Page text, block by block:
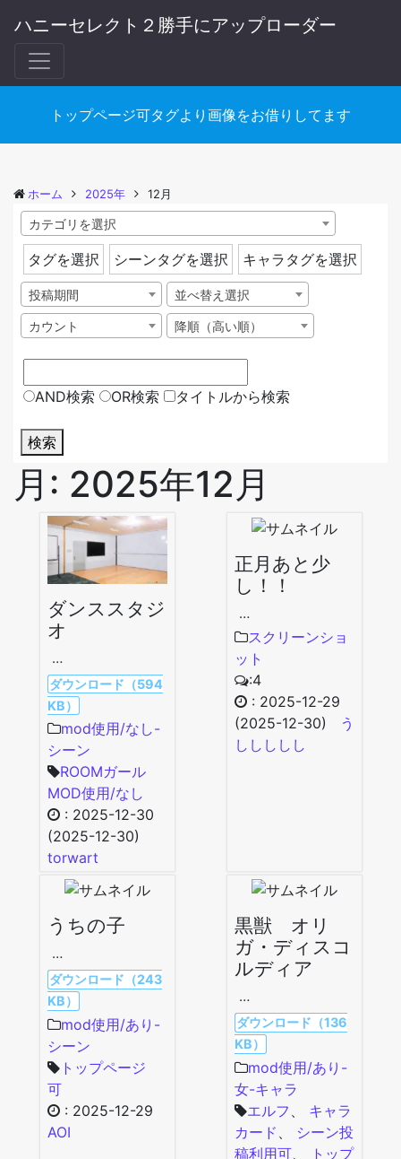
ハニーセレクト２勝手にアップローダー
トップページ可タグより画像をお借りしてます
ホーム 2025年 12月
カテゴリを選択
タグを選択 シーンタグを選択 キャラタグを選択
投稿期間 並べ替え選択
カウント 降順（高い順）
AND検索 OR検索 タイトルから検索
検索
月: 2025年12月
ダンススタジ
オ
…
ダウンロード（594
KB）
mod使用/なし-
シーン
ROOMガール
MOD使用/なし
: 2025-12-30
(2025-12-30)
torwart
正月あと少
し！！
…
スクリーンショ
ット
:4
: 2025-12-29
(2025-12-30)
う
ししししし
うちの子
…
ダウンロード（243
KB）
mod使用/あり-
シーン
トップページ
可
: 2025-12-29
AOI
黒獣 オリ
ガ・ディスコ
ルディア
…
ダウンロード（136
KB）
mod使用/あり-
女-キャラ
エルフ
キャラ
カード
シーン投
稿利用可、
トップ